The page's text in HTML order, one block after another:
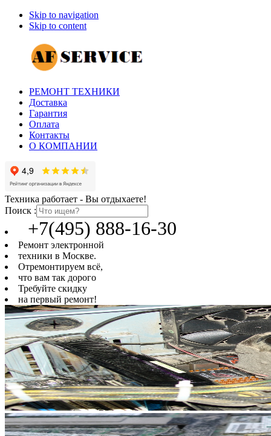
Skip to navigation
Skip to content
РЕМОНТ ТЕХНИКИ
Доставка
Гарантия
Оплата
Контакты
О КОМПАНИИ
Техника работает - Вы отдыхаете!
Поиск :
+7(495) 888-16-30
Ремонт электронной
техники в Москве.
Отремонтируем всё,
что вам так дорого
Требуйте скидку
на первый ремонт!